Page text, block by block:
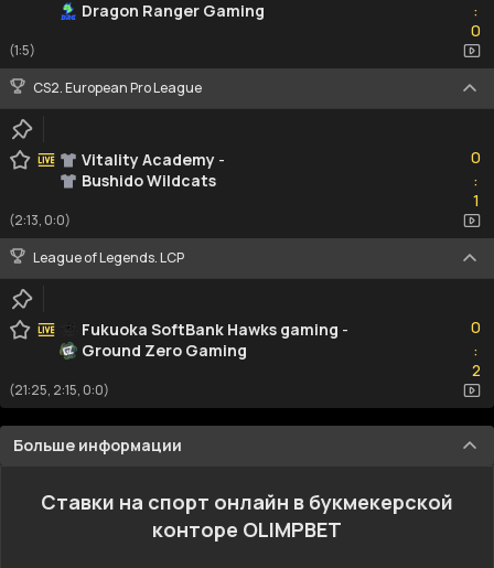
Dragon Ranger Gaming
:0
0
(1:5)
CS2. European Pro League
Vitality Academy -
Bushido Wildcats
0
:1
1
(2:13, 0:0)
League of Legends. LCP
Fukuoka SoftBank Hawks gaming -
Ground Zero Gaming
0
:2
2
(21:25, 2:15, 0:0)
Больше информации
Ставки на спорт онлайн в букмекерской
конторе OLIMPBET